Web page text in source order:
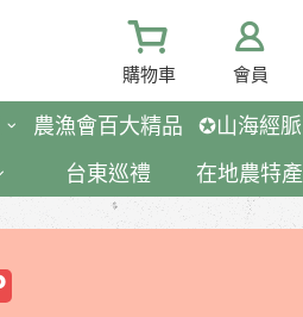
購物車 會員
農漁會百大精品 ✪山海經脈
台東巡禮 在地農特產